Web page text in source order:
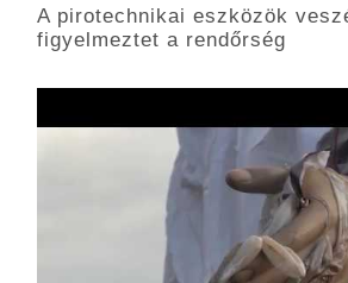
A pirotechnikai eszközök
figyelmeztet a rendőrség